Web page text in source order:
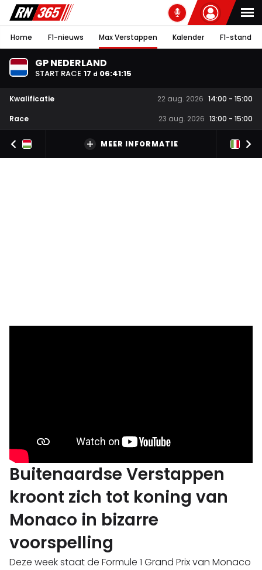
Home F1-nieuws Max Verstappen Kalender F1-stand
GP NEDERLAND
START RACE 17 d 06:41:15
Kwalificatie 22 aug. 2026 14:00 - 15:00
Race
23 aug. 2026 13:00 - 15:00
MEER INFORMATIE
Buitenaardse Verstappen
kroont zich tot koning van
Monaco in bizarre
voorspelling
Deze week staat de Formule 1 Grand Prix van Monaco